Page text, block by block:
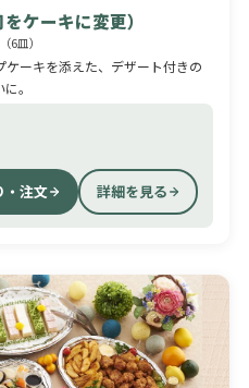
ケーキに変更）
6皿）
ーキを添えた、デザート付きの
。
・注文 詳細を見る